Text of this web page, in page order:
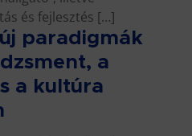
és fejlesztés […]
paradigmák
a
a kultúra